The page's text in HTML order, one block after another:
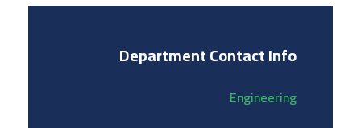
Department Contact Info
Engineering